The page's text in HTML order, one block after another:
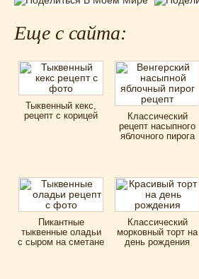
Еще с сайта:
Тыквенный кекс,
рецепт с корицей
Классический
рецепт насыпного
яблочного пирога
Пикантные
тыквенные оладьи
с сыром на сметане
Классический
морковный торт на
день рождения